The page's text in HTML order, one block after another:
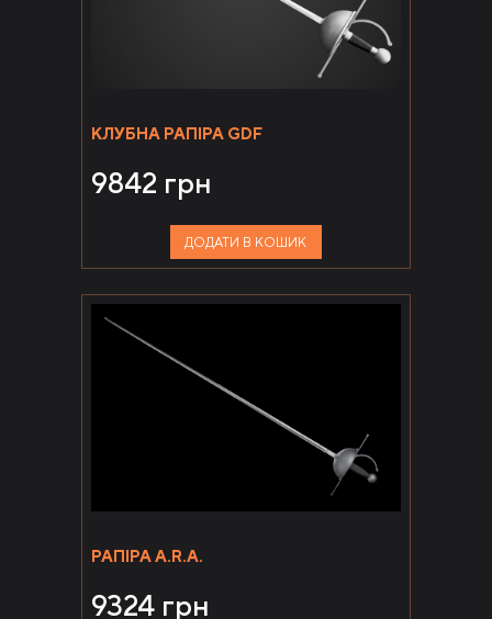
КЛУБНА РАПІРА GDF
9842 грн
ДОДАТИ В КОШИК
РАПІРА A.R.A.
9324 грн